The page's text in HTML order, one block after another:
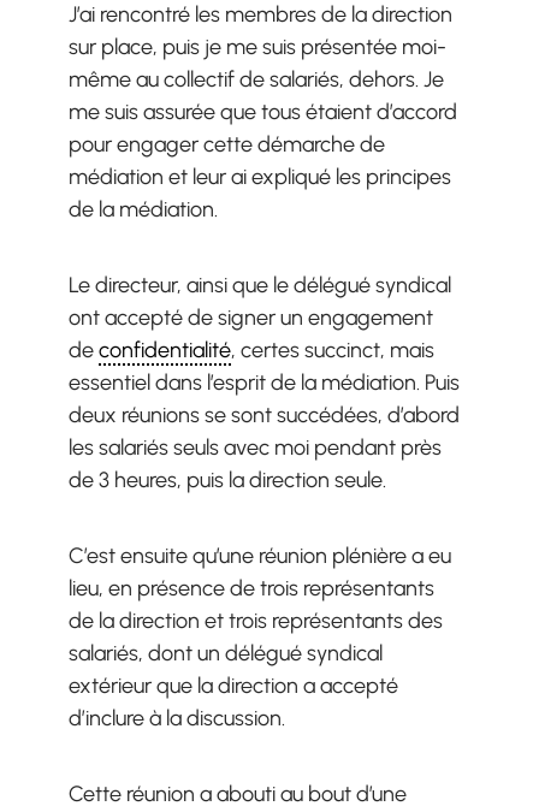
J’ai rencontré les membres de la direction
sur place, puis je me suis présentée moi-
même au collectif de salariés, dehors. Je
me suis assurée que tous étaient d’accord
pour engager cette démarche de
médiation et leur ai expliqué les principes
de la médiation.
Le directeur, ainsi que le délégué syndical
ont accepté de signer un engagement
deconfidentialité, certes succinct, mais
essentiel dans l’esprit de la médiation. Puis
deux réunions se sont succédées, d’abord
les salariés seuls avec moi pendant près
de 3 heures, puis la direction seule.
C’est ensuite qu’une réunion plénière a eu
lieu, en présence de trois représentants
de la direction et trois représentants des
salariés, dont un délégué syndical
extérieur que la direction a accepté
d’inclure à la discussion.
Cette réunion a abouti au bout d’une